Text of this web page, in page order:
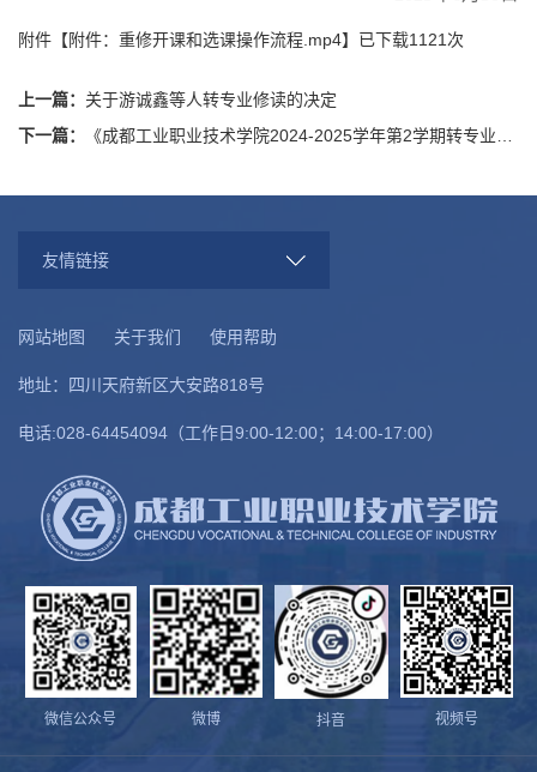
附件【附件：重修开课和选课操作流程.mp4】已下载1121 次
上一篇： 关于游诚鑫等人转专业修读的决定
下一篇：
《成都工业职业技术学院2024-2025学年第2学期转专业考核实施方案》公示
友情链接
网站地图 关于我们 使用帮助
地址：四川天府新区大安路818号
电话:028-64454094（工作日9:00-12:00；14:00-17:00）
微信公众号 微博 抖音 视频号